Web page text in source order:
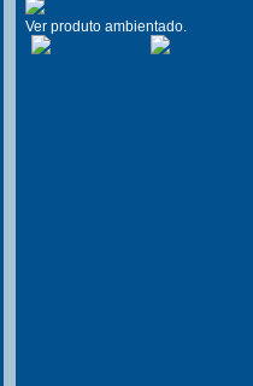
Ver produto ambientado.